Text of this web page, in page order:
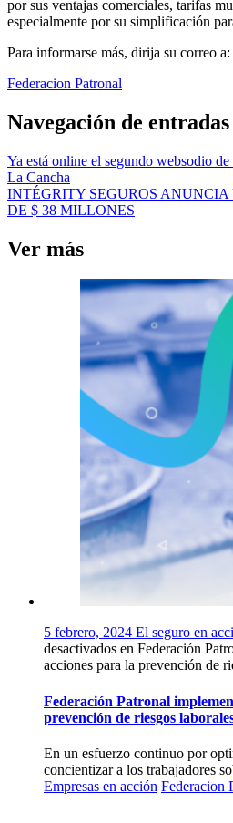
por sus ventajas comerciales, tarifas
especialmente por su simplificación
Para informarse más, dirija su correo a:
Federacion Patronal
Navegación de entradas
Ya está online el segundo websodio
La Cancha
INTÉGRITY SEGUROS
DE $ 38 MILLONES
Ver más
5 febrero, 2024 El seguro en
desactivados en Federación
acciones para la prevención de
Federación Patronal
prevención de riesgos
En un esfuerzo continuo por
concientizar a los trabajadores
Empresas en acción Federacion